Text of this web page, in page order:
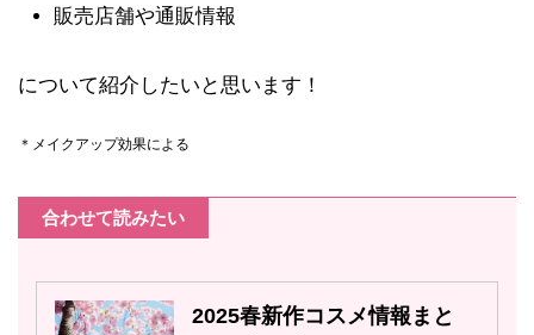
販売店舗や通販情報
について紹介したいと思います！
＊メイクアップ効果による
合わせて読みたい
2025春新作コスメ情報まと